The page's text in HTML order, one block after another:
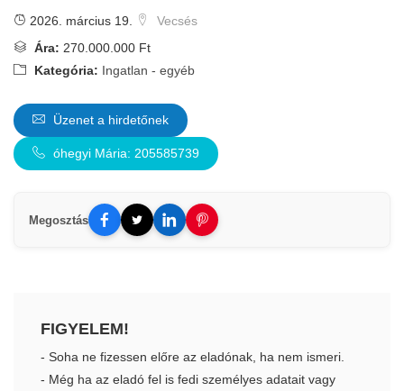
2026. március 19.
Vecsés
Ára: 270.000.000 Ft
Kategória: Ingatlan - egyéb
Üzenet a hirdetőnek
óhegyi Mária: 205585739
Megosztás
FIGYELEM!
- Soha ne fizessen előre az eladónak, ha nem ismeri.
- Még ha az eladó fel is fedi személyes adatait vagy